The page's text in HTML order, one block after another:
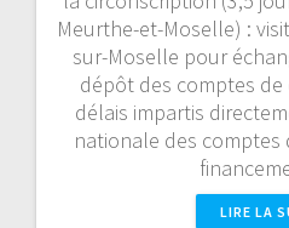
Meurthe-et-Moselle) :
sur-Moselle pour
dépôt des comptes
délais impartis
nationale des comptes
LIRE LA